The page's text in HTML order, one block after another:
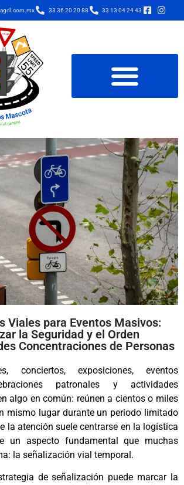
33 36 20 20 88 33 13 04 24 43
Viales para Eventos Masivos:
la Seguridad y el Orden
Concentraciones de Personas
conciertos, exposiciones, eventos
patronales y actividades
algo en común: reúnen a cientos o miles
mismo lugar durante un periodo limitado
la atención suele centrarse en la logística
un aspecto fundamental que muchas
la señalización vial temporal.
de señalización puede marcar la